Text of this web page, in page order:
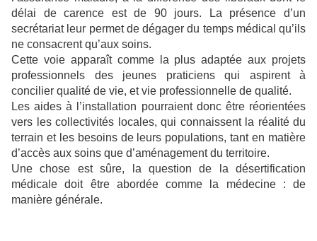
délai de carence est de 90 jours. La présence d’un
secrétariat leur permet de dégager du temps médical qu’ils
ne consacrent qu’aux soins.
Cette voie apparaît comme la plus adaptée aux projets
professionnels des jeunes praticiens qui aspirent à
concilier qualité de vie, et vie professionnelle de qualité.
Les aides à l’installation pourraient donc être réorientées
vers les collectivités locales, qui connaissent la réalité du
terrain et les besoins de leurs populations, tant en matière
d’accès aux soins que d’aménagement du territoire.
Une chose est sûre, la question de la désertification
médicale doit être abordée comme la médecine : de
manière générale.